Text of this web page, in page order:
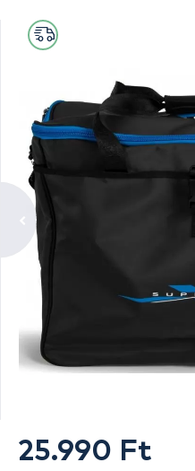
25.990 Ft